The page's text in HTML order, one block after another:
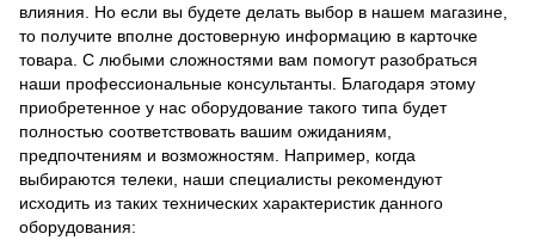
влияния. Но если вы будете делать выбор в нашем магазине,
то получите вполне достоверную информацию в карточке
товара. С любыми сложностями вам помогут разобраться
наши профессиональные консультанты. Благодаря этому
приобретенное у нас оборудование такого типа будет
полностью соответствовать вашим ожиданиям,
предпочтениям и возможностям. Например, когда
выбираются телеки, наши специалисты рекомендуют
исходить из таких технических характеристик данного
оборудования: